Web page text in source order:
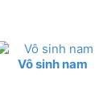
Vô sinh nam